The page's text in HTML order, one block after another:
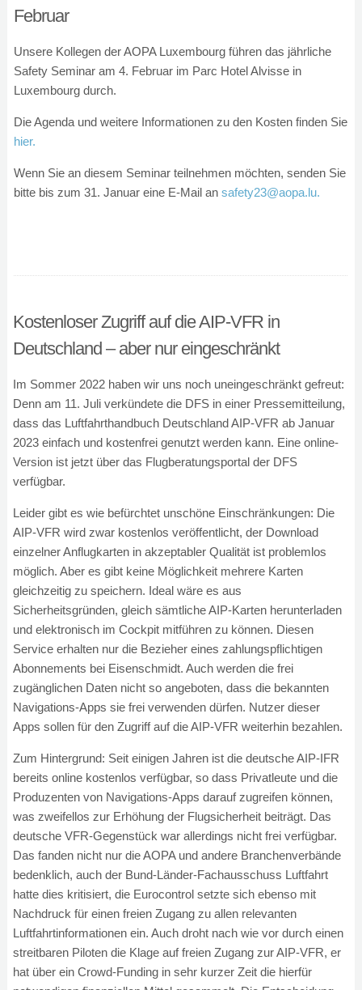
Februar
Unsere Kollegen der AOPA Luxembourg führen das jährliche
Safety Seminar am 4. Februar im Parc Hotel Alvisse in
Luxembourg durch.
Die Agenda und weitere Informationen zu den Kosten finden Sie
hier.
Wenn Sie an diesem Seminar teilnehmen möchten, senden Sie
bitte bis zum 31. Januar eine E-Mail an safety23@aopa.lu.
Kostenloser Zugriff auf die AIP-VFR in
Deutschland – aber nur eingeschränkt
Im Sommer 2022 haben wir uns noch uneingeschränkt gefreut:
Denn am 11. Juli verkündete die DFS in einer Pressemitteilung,
dass das Luftfahrthandbuch Deutschland AIP-VFR ab Januar
2023 einfach und kostenfrei genutzt werden kann. Eine online-
Version ist jetzt über das Flugberatungsportal der DFS
verfügbar.
Leider gibt es wie befürchtet unschöne Einschränkungen: Die
AIP-VFR wird zwar kostenlos veröffentlicht, der Download
einzelner Anflugkarten in akzeptabler Qualität ist problemlos
möglich. Aber es gibt keine Möglichkeit mehrere Karten
gleichzeitig zu speichern. Ideal wäre es aus
Sicherheitsgründen, gleich sämtliche AIP-Karten herunterladen
und elektronisch im Cockpit mitführen zu können. Diesen
Service erhalten nur die Bezieher eines zahlungspflichtigen
Abonnements bei Eisenschmidt. Auch werden die frei
zugänglichen Daten nicht so angeboten, dass die bekannten
Navigations-Apps sie frei verwenden dürfen. Nutzer dieser
Apps sollen für den Zugriff auf die AIP-VFR weiterhin bezahlen.
Zum Hintergrund: Seit einigen Jahren ist die deutsche AIP-IFR
bereits online kostenlos verfügbar, so dass Privatleute und die
Produzenten von Navigations-Apps darauf zugreifen können,
was zweifellos zur Erhöhung der Flugsicherheit beiträgt. Das
deutsche VFR-Gegenstück war allerdings nicht frei verfügbar.
Das fanden nicht nur die AOPA und andere Branchenverbände
bedenklich, auch der Bund-Länder-Fachausschuss Luftfahrt
hatte dies kritisiert, die Eurocontrol setzte sich ebenso mit
Nachdruck für einen freien Zugang zu allen relevanten
Luftfahrtinformationen ein. Auch droht nach wie vor durch einen
streitbaren Piloten die Klage auf freien Zugang zur AIP-VFR, er
hat über ein Crowd-Funding in sehr kurzer Zeit die hierfür